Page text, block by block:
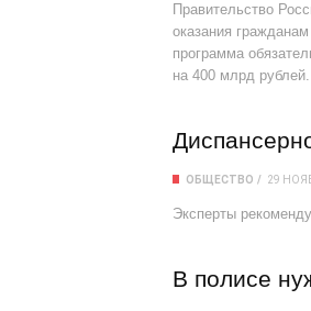
Правительство
оказания
программа
на 400 млрд
ОБЩЕСТВО 29
Эксперты
В полисе